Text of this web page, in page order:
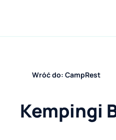
Wróć do: CampRest
Kempingi